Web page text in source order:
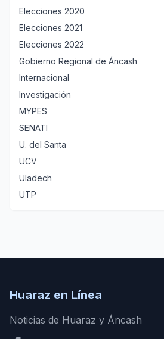
Elecciones 2020
Elecciones 2021
Elecciones 2022
Gobierno Regional de Áncash
Internacional
Investigación
MYPES
SENATI
U. del Santa
UCV
Uladech
UTP
Huaraz en Línea
Noticias de Huaraz y Áncash